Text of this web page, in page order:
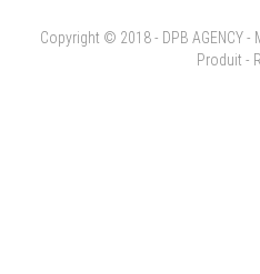
Copyright © 2018 - DPB AGENCY -
Produit -